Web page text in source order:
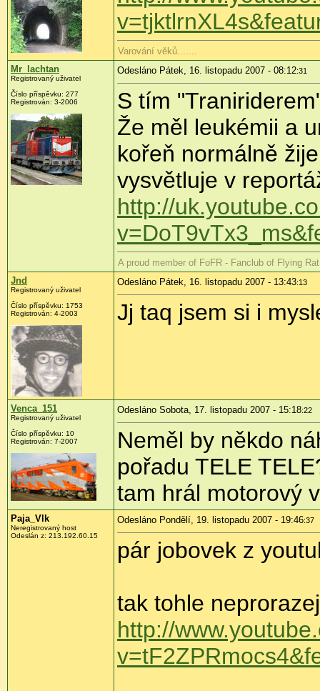
Varování věků.......
Mr_lachtan
Registrovaný uživatel
Číslo příspěvku: 277
Registrován: 3-2006
Odesláno Pátek, 16. listopadu 2007 - 08:12:31
S tím
Že měl leukémii a
kořeň normálně
vysvětluje v
http://
A proud member of FoFR - Fanclub of Flying Rat
Jnd
Registrovaný uživatel
Číslo příspěvku: 1753
Registrován: 4-2003
Odesláno Pátek, 16. listopadu 2007 - 13:43:13
Jj taq jsem si i
Venca_151
Registrovaný uživatel
Číslo příspěvku: 10
Registrován: 7-2007
Odesláno Sobota, 17. listopadu 2007 - 15:18:22
Neměl by někdo
pořadu TELE
tam hrál motorový
Paja_Vlk
Neregistrovaný host
Odeslán z: 213.192.60.15
Odesláno Pondělí, 19. listopadu 2007 - 19:46:37
pár jobovek z
tak tohle neprorazej
http://